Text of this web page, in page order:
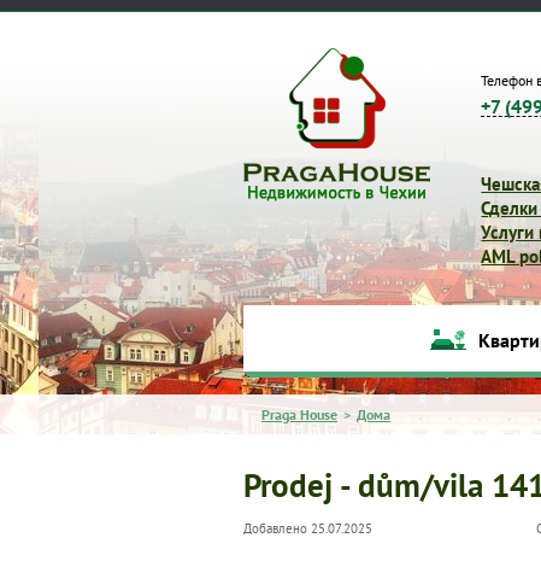
Телефон
+7
AML
Praga House > Дома
Prodej - dům/vila
Добавлено 25.07.2025